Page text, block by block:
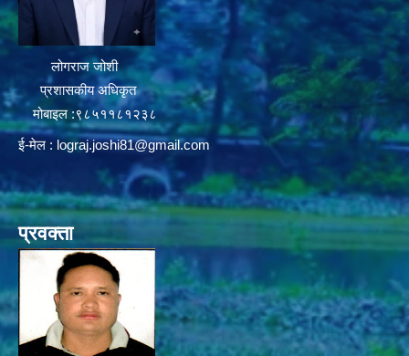
लोगराज जोशी
प्रशासकीय अधिकृत
मोबाइल :९८५११८१२३८
ई-मेल : lograj.joshi81@gmail.com
प्रवक्ता